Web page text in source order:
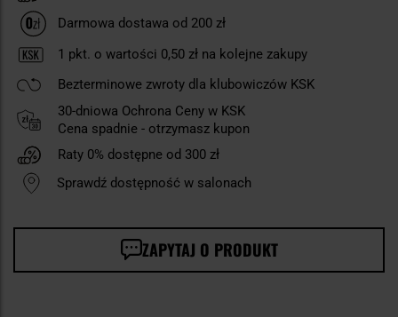
Darmowa dostawa od 200 zł
1 pkt. o wartości 0,50 zł na kolejne zakupy
Bezterminowe zwroty dla klubowiczów KSK
30-dniowa Ochrona Ceny w KSK
Cena spadnie - otrzymasz kupon
Raty 0% dostępne od 300 zł
Sprawdź dostępność w salonach
ZAPYTAJ O PRODUKT